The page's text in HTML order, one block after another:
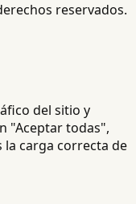
reservados.
del sitio y
"Aceptar todas",
la carga correcta de